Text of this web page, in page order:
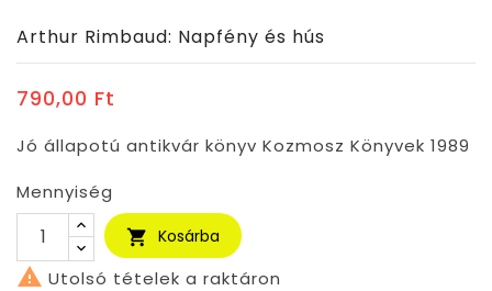
Arthur Rimbaud: Napfény és hús
790,00 Ft
Jó állapotú antikvár könyv Kozmosz Könyvek 1989
Mennyiség
 Kosárba
 Utolsó tételek a raktáron